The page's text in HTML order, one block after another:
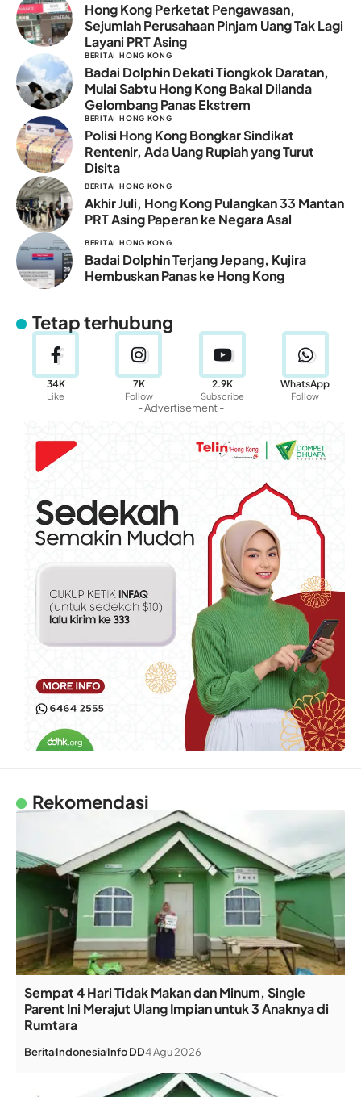
Hong Kong Perketat Pengawasan,
Sejumlah Perusahaan Pinjam Uang Tak Lagi
Layani PRT Asing
BERITA HONG KONG
Badai Dolphin Dekati Tiongkok Daratan,
Mulai Sabtu Hong Kong Bakal Dilanda
Gelombang Panas Ekstrem
BERITA HONG KONG
Polisi Hong Kong Bongkar Sindikat
Rentenir, Ada Uang Rupiah yang Turut
Disita
BERITA HONG KONG
Akhir Juli, Hong Kong Pulangkan 33 Mantan
PRT Asing Paperan ke Negara Asal
BERITA HONG KONG
Badai Dolphin Terjang Jepang, Kujira
Hembuskan Panas ke Hong Kong
Tetap terhubung
34K
Like
7K
Follow
2.9K
Subscribe
WhatsApp
Follow
- Advertisement -
Rekomendasi
Sempat 4 Hari Tidak Makan dan Minum, Single
Parent Ini Merajut Ulang Impian untuk 3 Anaknya di
Rumtara
BeritaIndonesiaInfo DD4 Agu 2026